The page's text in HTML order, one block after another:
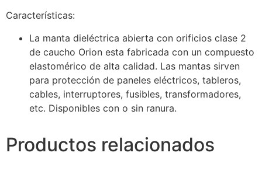
Características:
La manta dieléctrica abierta con orificios clase 2
de caucho Orion esta fabricada con un compuesto
elastomérico de alta calidad. Las mantas sirven
para protección de paneles eléctricos, tableros,
cables, interruptores, fusibles, transformadores,
etc. Disponibles con o sin ranura.
Productos relacionados